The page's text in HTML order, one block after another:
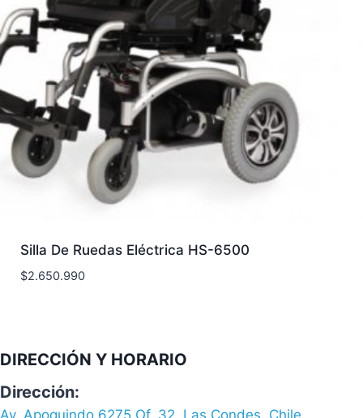
Silla De Ruedas Eléctrica HS-6500
$2.650.990
DIRECCIÓN Y HORARIO
Dirección:
Av. Apoquindo 6275 Of. 32, Las Condes, Chile